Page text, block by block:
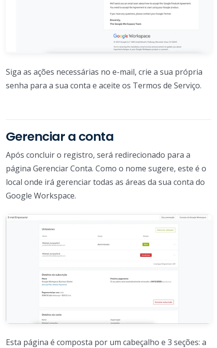
Siga as ações necessárias no e-mail, crie a sua própria
senha para a sua conta e aceite os Termos de Serviço.
Gerenciar a conta
Após concluir o registro, será redirecionado para a
página Gerenciar Conta. Como o nome sugere, este é o
local onde irá gerenciar todas as áreas da sua conta do
Google Workspace.
Esta página é composta por um cabeçalho e 3 seções: a